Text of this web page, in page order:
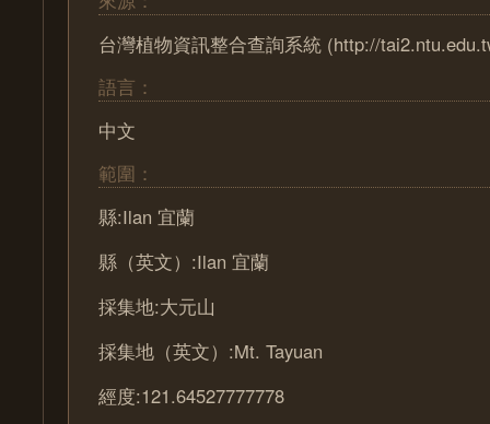
台灣植物資訊整合查詢系統 (http://
語言：
中文
範圍：
縣:Ilan 宜蘭
縣（英文）:Ilan 宜蘭
採集地:大元山
採集地（英文）:Mt. Tayuan
經度:121.64527777778